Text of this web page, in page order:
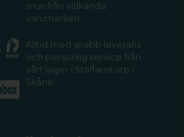
snus från välkända
varumärken.
Alltid med snabb leverans
och personlig service från
vårt lager i Staffanstorp i
Skåne.